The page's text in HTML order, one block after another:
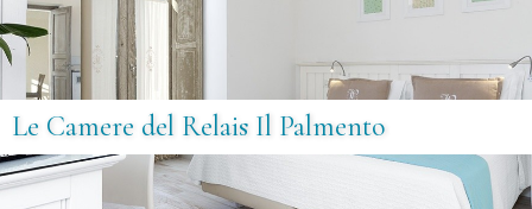
Le Camere del Relais Il Palmento